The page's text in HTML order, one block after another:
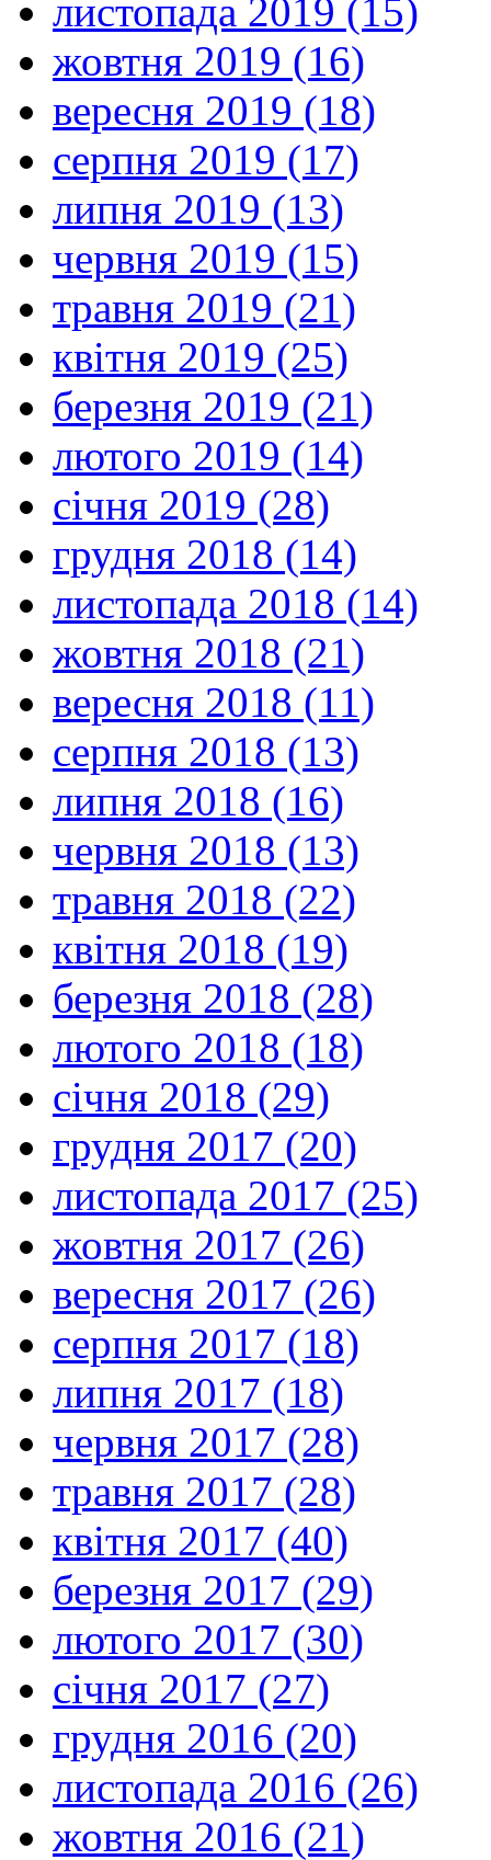
листопада 2019 (15)
жовтня 2019 (16)
вересня 2019 (18)
серпня 2019 (17)
липня 2019 (13)
червня 2019 (15)
травня 2019 (21)
квітня 2019 (25)
березня 2019 (21)
лютого 2019 (14)
січня 2019 (28)
грудня 2018 (14)
листопада 2018 (14)
жовтня 2018 (21)
вересня 2018 (11)
серпня 2018 (13)
липня 2018 (16)
червня 2018 (13)
травня 2018 (22)
квітня 2018 (19)
березня 2018 (28)
лютого 2018 (18)
січня 2018 (29)
грудня 2017 (20)
листопада 2017 (25)
жовтня 2017 (26)
вересня 2017 (26)
серпня 2017 (18)
липня 2017 (18)
червня 2017 (28)
травня 2017 (28)
квітня 2017 (40)
березня 2017 (29)
лютого 2017 (30)
січня 2017 (27)
грудня 2016 (20)
листопада 2016 (26)
жовтня 2016 (21)